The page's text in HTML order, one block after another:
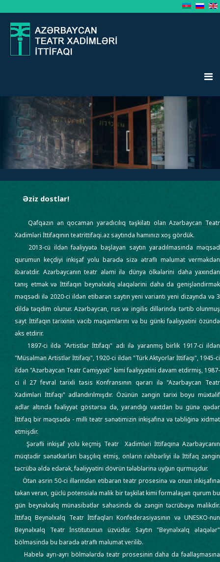
Əziz dostlar!
Qafqazın ən qocaman yaradıcılıq təşkilatı olan Azərbaycan Teatr
Xadimləri İttifaqının teatrittifaqi.az saytında hamınızı xoş gördük.
2013-cü ildən fəaliyyətə başlayan saytın yaradılmasında məqsəd
qurumun keçdiyi inkişaf yolu barədə sizə ətraflı məlumat verməkdən
ibarətdir. Azərbaycanın teatr aləmi ilə dünya ölkələrini daha yaxından
tanış etmək və İttifaqın beynəlxalq əlaqələrini daha da genişləndirmək
məqsədi ilə 2020-ci ildən etibarən saytın yeni variantı yeni dizaynda və 3
dildə təqdim olunur. Azərbaycan, rus və ingilis dillərində tərtib olunmuş
sayt İttifaqın tarixinin vacib məqamlarını və bu günki fəaliyyətini özündə
əks etdirir.
1897-ci ildə "Artistlər İttifaqı" adı ilə yaranmış birlik 1917-ci ildən
"Müsəlman Artistlər İttifaqı", 1920-ci ildən "Türk Aktyorlar İttifaqı", 1945-ci
ildən "Azərbaycan Teatr Cəmiyyəti" kimi fəaliyyətini davam etdirmiş, 1987-
ci il 27 fevral tarixli təsis Konfransının qərarı ilə "Azərbaycan Teatr
Xadimləri İttifaqı" adlandırılmışdır. Özünün zəngin tarixi boyu müxtəlif
adlar altında fəaliyyət göstərsə də, yarandığı vaxtdan bu günə qədər
İttifaq bir məqsədə - milli teatr sənətimizin inkişafına və təbliğinə xidmət
etmişdir.
Şərəfli inkişaf yolu keçmiş Teatr Xadimləri İttifaqına Azərbaycanın
müqtədir sənətkarları başçılıq etmiş, onların rəhbərliyi ilə İttifaq zəngin
təcrübə əldə edərək, fəaliyyətini dövrün tələblərinə uyğun qurmuşdur.
Ötən əsrin 50-ci illərindən etibarən teatr prosesinə və onun inkişafına
təkan verən, güclü potensiala malik bir təşkilat kimi formalaşan qurum bu
gün beynəlxalq münasibətlər sahəsində də zəngin təcrübəyə malikdir.
İttifaq Beynəlxalq Teatr İttifaqları Konfederasiyasının və UNESKO-nun
Beynəlxalq Teatr İnstitutunun üzvüdür. Saytın "Beynəlxalq əlaqələr"
bölməsində bu barədə ətraflı məlumat verilib.
Habelə ayrı-ayrı bölmələrdə teatr prosesinin daha da fəallaşmasına